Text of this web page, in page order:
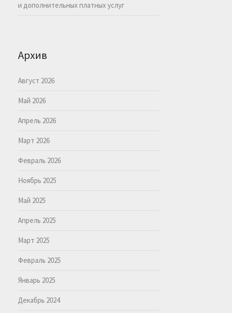
и дополнительных платных услуг
Архив
Август 2026
Май 2026
Апрель 2026
Март 2026
Февраль 2026
Ноябрь 2025
Май 2025
Апрель 2025
Март 2025
Февраль 2025
Январь 2025
Декабрь 2024